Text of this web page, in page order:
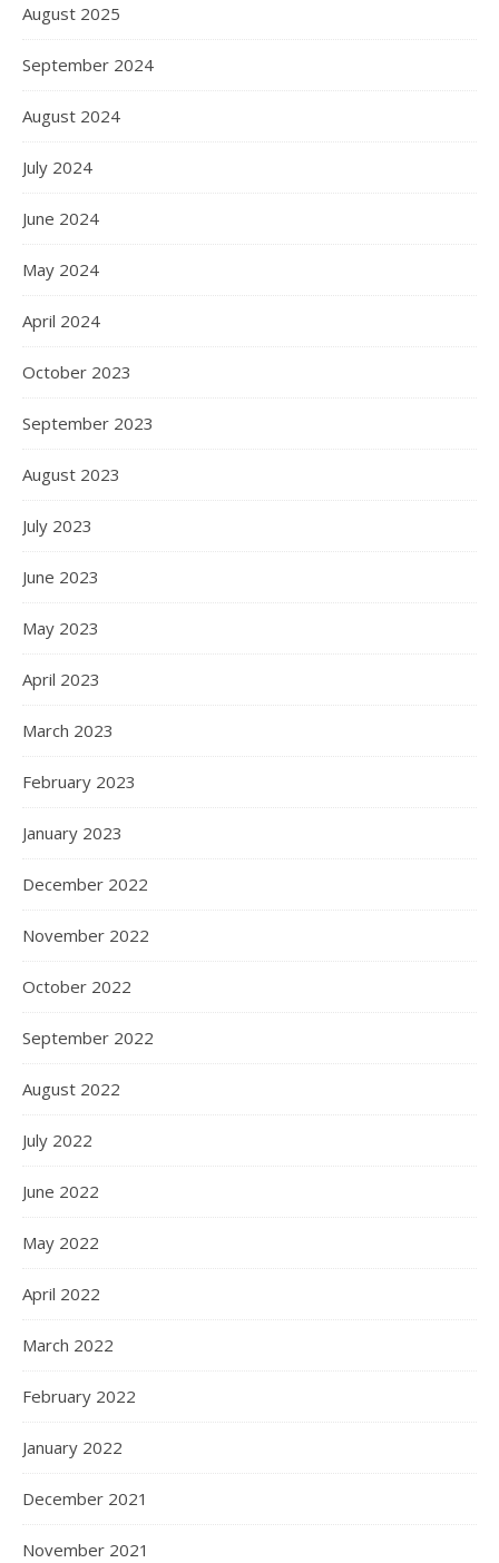
August 2025
September 2024
August 2024
July 2024
June 2024
May 2024
April 2024
October 2023
September 2023
August 2023
July 2023
June 2023
May 2023
April 2023
March 2023
February 2023
January 2023
December 2022
November 2022
October 2022
September 2022
August 2022
July 2022
June 2022
May 2022
April 2022
March 2022
February 2022
January 2022
December 2021
November 2021